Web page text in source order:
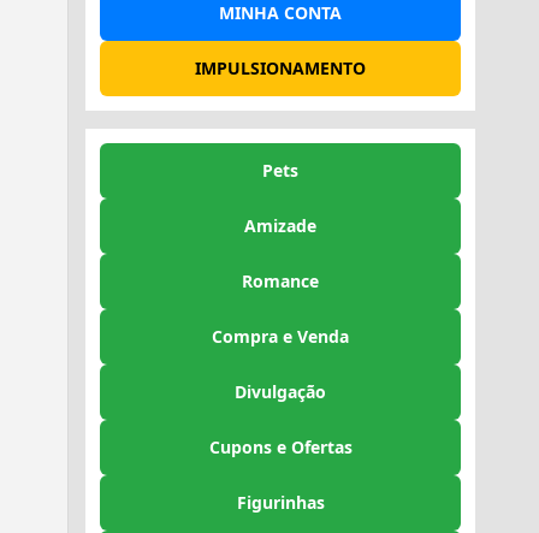
MINHA CONTA
IMPULSIONAMENTO
Pets
Amizade
Romance
Compra e Venda
Divulgação
Cupons e Ofertas
Figurinhas